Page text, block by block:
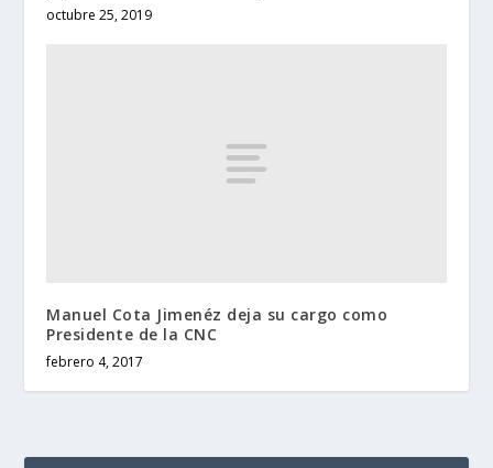
octubre 25, 2019
Manuel Cota Jimenéz deja su cargo como
Presidente de la CNC
febrero 4, 2017